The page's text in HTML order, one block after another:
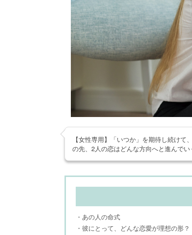
【女性専用】「いつか」を期待し続け
の先、2人の恋はどんな方向へと進んで
・あの人の命式
・彼にとって、どんな恋愛が理想の形？